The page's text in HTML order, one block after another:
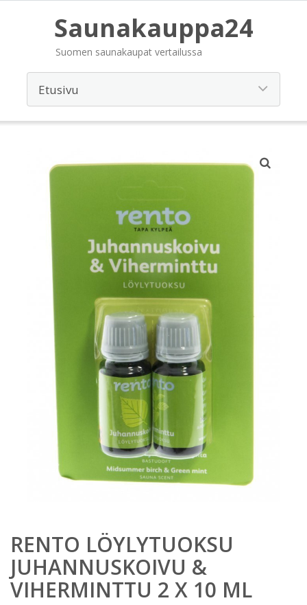
Saunakauppa24
Suomen saunakaupat vertailussa
RENTO LÖYLYTUOKSU
JUHANNUSKOIVU &
VIHERMINTTU 2 X 10 ML